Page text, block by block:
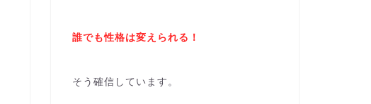
誰でも性格は変えられる！
そう確信しています。